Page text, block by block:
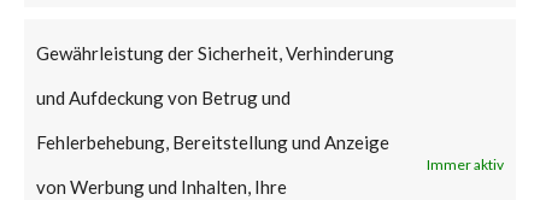
Gewährleistung der Sicherheit, Verhinderung
und Aufdeckung von Betrug und
Fehlerbehebung, Bereitstellung und Anzeige
von Werbung und Inhalten, Ihre
Immer aktiv
new supply chain attack,
following another notable
supply-chain attack that hit 3CX
in March of this year. While this